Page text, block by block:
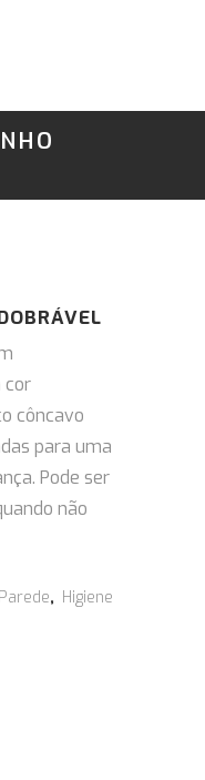
cor
côncavo
para uma
Pode ser
não
, Higiene